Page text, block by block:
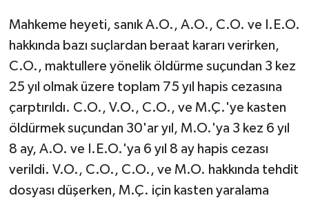
Mahkeme heyeti, sanık A.O., A.O., C.O. ve I.E.O.
hakkında bazı suçlardan beraat kararı verirken,
C.O., maktullere yönelik öldürme suçundan 3 kez
25 yıl olmak üzere toplam 75 yıl hapis cezasına
çarptırıldı. C.O., V.O., C.O., ve M.Ç.'ye kasten
öldürmek suçundan 30'ar yıl, M.O.'ya 3 kez 6 yıl
8 ay, A.O. ve I.E.O.'ya 6 yıl 8 ay hapis cezası
verildi. V.O., C.O., C.O., ve M.O. hakkında tehdit
dosyası düşerken, M.Ç. için kasten yaralama